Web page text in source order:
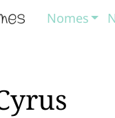
Nomes